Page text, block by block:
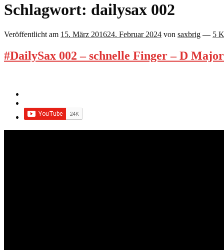
Schlagwort: dailysax 002
Veröffentlicht am 15. März 201624. Februar 2024 von saxbrig — 5
#DailySax 002 – schnelle Finger – D